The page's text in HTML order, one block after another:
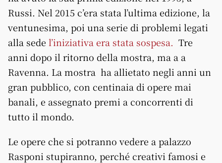
Russi. Nel 2015 c’era stata l’ultima edizione, la
ventunesima, poi una serie di problemi legati
alla sede l’iniziativa era stata sospesa. Tre
anni dopo il ritorno della mostra, ma a a
Ravenna. La mostra ha allietato negli anni un
gran pubblico, con centinaia di opere mai
banali, e assegnato premi a concorrenti di
tutto il mondo.
Le opere che si potranno vedere a palazzo
Rasponi stupiranno, perché creativi famosi e